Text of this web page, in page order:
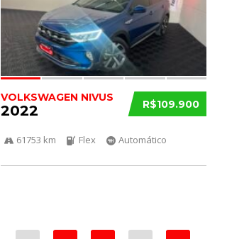
R$109.900
VOLKSWAGEN NIVUS
2022
61753 km Flex Automático